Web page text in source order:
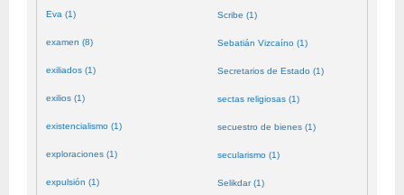
Eva (1)
examen (8)
exiliados (1)
exilios (1)
existencialismo (1)
exploraciones (1)
expulsión (1)
Scribe (1)
Sebatián Vizcaíno (1)
Secretarios de Estado (1)
sectas religiosas (1)
secuestro de bienes (1)
secularismo (1)
Selikdar (1)